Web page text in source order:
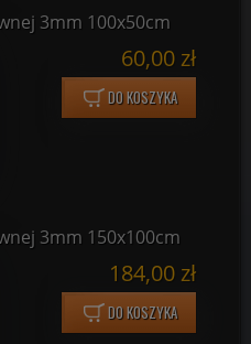
3mm 100x50cm
60,00 zł
DO KOSZYKA
3mm 150x100cm
184,00 zł
DO KOSZYKA